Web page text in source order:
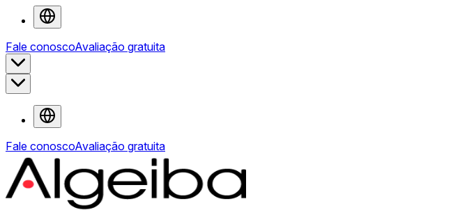
Fale conoscoAvaliação gratuita
Fale conoscoAvaliação gratuita